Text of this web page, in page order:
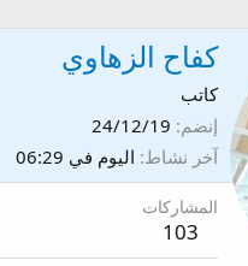
كفاح الزهاوي
كاتب
إنضم 24/12/19
آخر نشاط اليوم في 06:29
المشاركات
103